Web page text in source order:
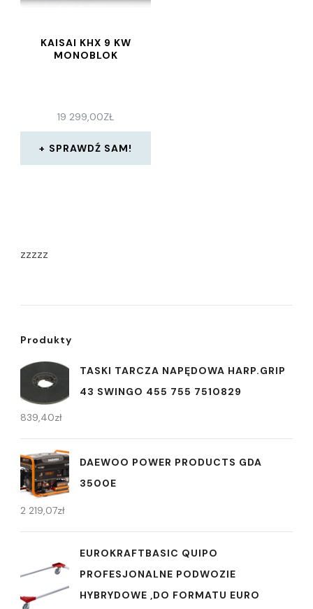
KAISAI KHX 9 KW
MONOBLOK
19 299,00ZŁ
SPRAWDŹ SAM!
zzzzz
Produkty
TASKI TARCZA NAPĘDOWA HARP.GRIP
43 SWINGO 455 755 7510829
839,40zł
DAEWOO POWER PRODUCTS GDA
3500E
2 219,07zł
EUROKRAFTBASIC QUIPO
PROFESJONALNE PODWOZIE
HYBRYDOWE ,DO FORMATU EURO